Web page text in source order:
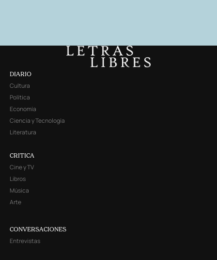
DIARIO
Cultura
Política
Economía
Ciencia y Tecnología
Literatura
CRITICA
Cine y TV
Libros
Música
Arte
CONVERSACIONES
Entrevistas